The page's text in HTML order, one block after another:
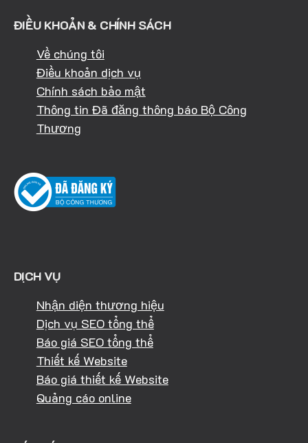
ĐIỀU KHOẢN & CHÍNH SÁCH
Về chúng tôi
Điều khoản dịch vụ
Chính sách bảo mật
Thông tin Đã đăng thông báo Bộ Công
Thương
DỊCH VỤ
Nhận diện thương hiệu
Dịch vụ SEO tổng thể
Báo giá SEO tổng thể
Thiết kế Website
Báo giá thiết kế Website
Quảng cáo online